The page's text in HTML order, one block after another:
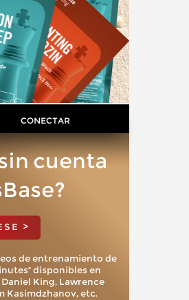
CONECTAR
cuenta
>
de entrenamiento de
disponibles en
King, Lawrence
Kasimdzhanov, etc.